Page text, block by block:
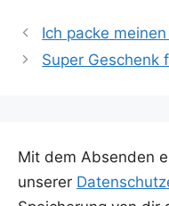
Ich packe
Super Geschenk
Mit dem Absenden
unserer